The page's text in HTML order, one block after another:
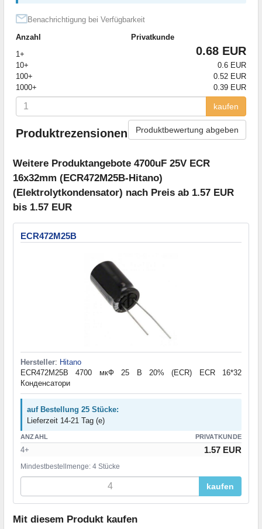
Benachrichtigung bei Verfügbarkeit
Anzahl
Privatkunde
1+
0.68 EUR
10+
0.6 EUR
100+
0.52 EUR
1000+
0.39 EUR
kaufen
Produktrezensionen Produktbewertung abgeben
Weitere Produktangebote 4700uF 25V ECR
16x32mm (ECR472M25B-Hitano)
(Elektrolytkondensator) nach Preis ab 1.57 EUR
bis 1.57 EUR
ECR472M25B
Hersteller: Hitano
ECR472M25B 4700 мкФ 25 В 20% (ECR) ECR 16*32
Конденсатори
auf Bestellung 25 Stücke:
Lieferzeit 14-21 Tag (e)
ANZAHL PRIVATKUNDE
4+ 1.57 EUR
Mindestbestellmenge: 4 Stücke
kaufen
Mit diesem Produkt kaufen